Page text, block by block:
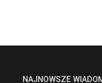
NAJNOWSZE